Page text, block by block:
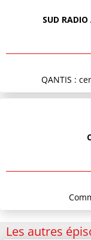
SUD RADIO
QANTIS :
Les autres